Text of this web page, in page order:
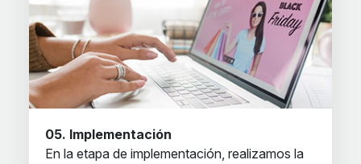
05. Implementación
En la etapa de implementación, realizamos la